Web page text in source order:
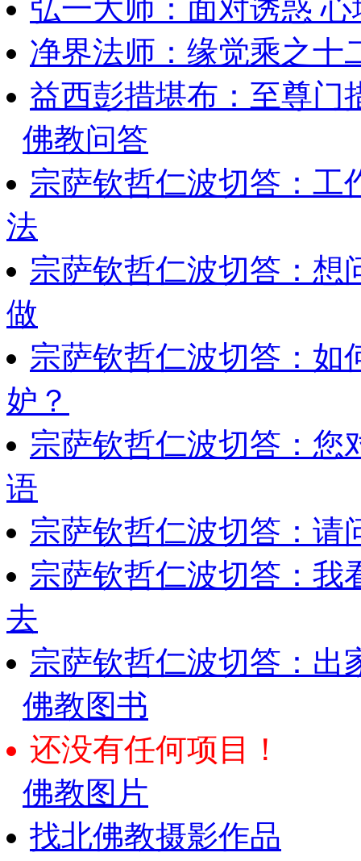
弘一大师：面对诱惑
净界法师：缘觉乘之
益西彭措堪布：至尊门
佛教问答
宗萨钦哲仁波切答：工
法
宗萨钦哲仁波切答：想
做
宗萨钦哲仁波切答：如
妒？
宗萨钦哲仁波切答：您
语
宗萨钦哲仁波切答：请
宗萨钦哲仁波切答：我
去
宗萨钦哲仁波切答：出
佛教图书
还没有任何项目！
佛教图片
找北佛教摄影作品